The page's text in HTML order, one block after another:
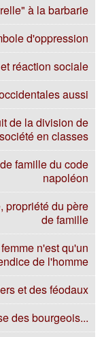
à la barbarie
d'oppression
réaction sociale
aussi
de la division de
en classes
famille du code
napoléon
propriété du père
de famille
n'est qu'un
de l'homme
et des féodaux...
...à la montée de la classe des bourgeois